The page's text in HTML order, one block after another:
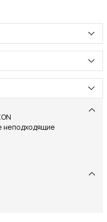
неподходящие